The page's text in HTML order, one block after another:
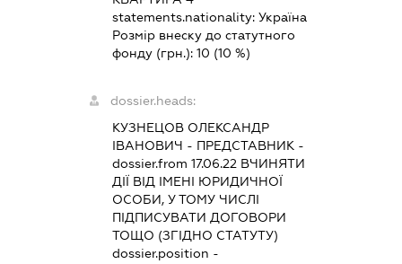
statements.nationality: Україна
Розмір внеску до статутного
фонду (грн.): 10 (10 %)
dossier.heads:
КУЗНЕЦОВ ОЛЕКСАНДР
ІВАНОВИЧ - ПРЕДСТАВНИК-
dossier.from 17.06.22ВЧИНЯТИ
ДІЇ ВІД ІМЕНІ ЮРИДИЧНОЇ
ОСОБИ, У ТОМУ ЧИСЛІ
ПІДПИСУВАТИ ДОГОВОРИ
ТОЩО (ЗГІДНО СТАТУТУ)
dossier.position -